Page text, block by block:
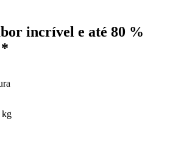
incrível e até 80 %
kg